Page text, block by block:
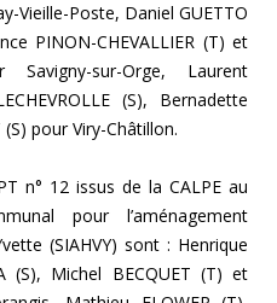
Vieille-Poste, Daniel GUETTO
PINON-CHEVALLIER (T) et
sur-Orge, Laurent
(S), Bernadette
pour Viry-Châtillon.
n° 12 issus de la CALPE au
pour l’aménagement
(SIAHVY) sont : Henrique
(S), Michel BECQUET (T) et